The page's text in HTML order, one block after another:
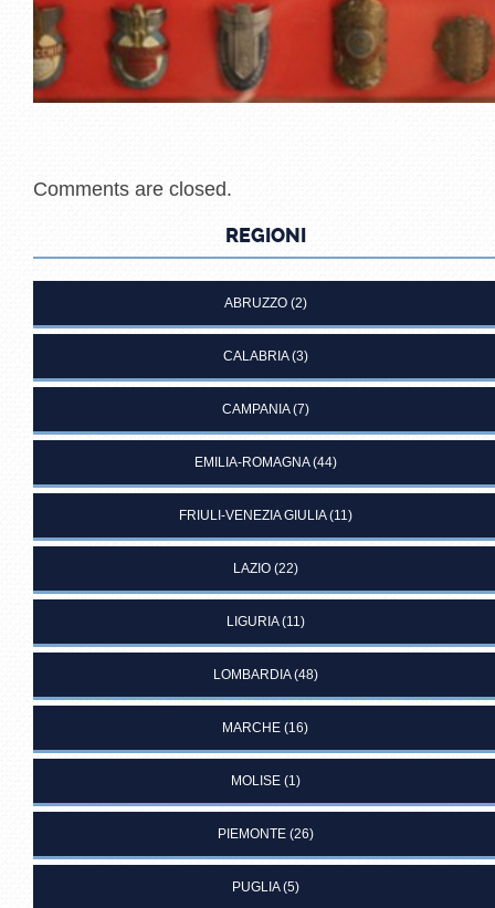
Comments are closed.
REGIONI
ABRUZZO(2)
CALABRIA(3)
CAMPANIA(7)
EMILIA-ROMAGNA(44)
FRIULI-VENEZIA GIULIA(11)
LAZIO(22)
LIGURIA(11)
LOMBARDIA(48)
MARCHE (16)
MOLISE(1)
PIEMONTE(26)
PUGLIA(5)